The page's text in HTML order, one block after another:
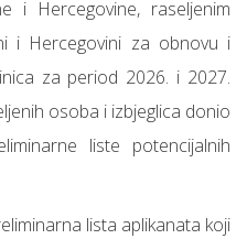
i Hercegovine, raseljenim
i Hercegovini za obnovu i
za period 2026. i 2027.
osoba i izbjeglica donio
liste potencijalnih
lista aplikanata koji